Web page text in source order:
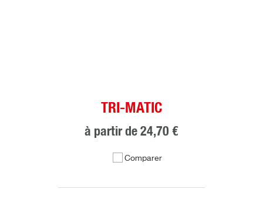
TRI-MATIC
à partir de 24,70 €
Comparer